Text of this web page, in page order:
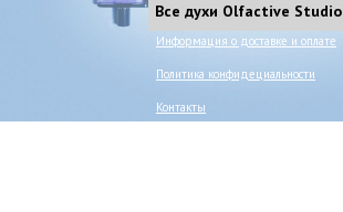
Информация о доставке и оплате
Политика конфидециальности
Контакты
Все духи Olfactive Studio